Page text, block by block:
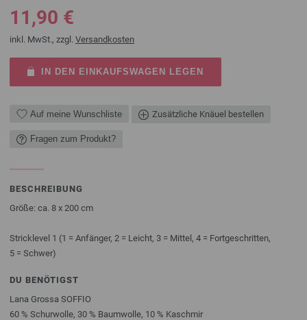
11,90 €
inkl. MwSt., zzgl. Versandkosten
IN DEN EINKAUFSWAGEN LEGEN
Auf meine Wunschliste Zusätzliche Knäuel bestellen
Fragen zum Produkt?
BESCHREIBUNG
Größe: ca. 8 x 200 cm
Stricklevel 1 (1 = Anfänger, 2 = Leicht, 3 = Mittel, 4 = Fortgeschritten,
5 = Schwer)
DU BENÖTIGST
Lana Grossa SOFFIO
60 % Schurwolle, 30 % Baumwolle, 10 % Kaschmir